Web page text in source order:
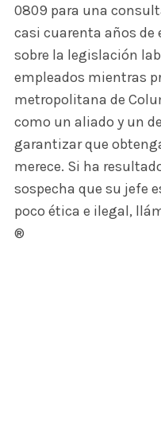
0809 para una
casi cuarenta años
sobre la legislación
empleados mientras
metropolitana de
como un aliado y un
garantizar que
merece. Si ha
sospecha que su jefe
poco ética e ilegal,
®